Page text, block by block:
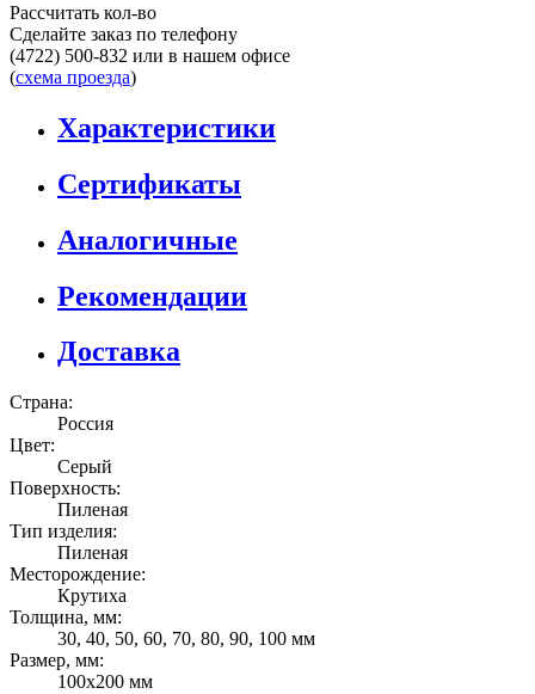
Рассчитать кол-во
Сделайте заказ по телефону
(4722) 500-832 или в нашем офисе
(схема проезда)
Характеристики
Сертификаты
Аналогичные
Рекомендации
Доставка
Страна:
Россия
Цвет:
Серый
Поверхность:
Пиленая
Тип изделия:
Пиленая
Месторождение:
Крутиха
Толщина, мм:
30, 40, 50, 60, 70, 80, 90, 100 мм
Размер, мм:
100х200 мм